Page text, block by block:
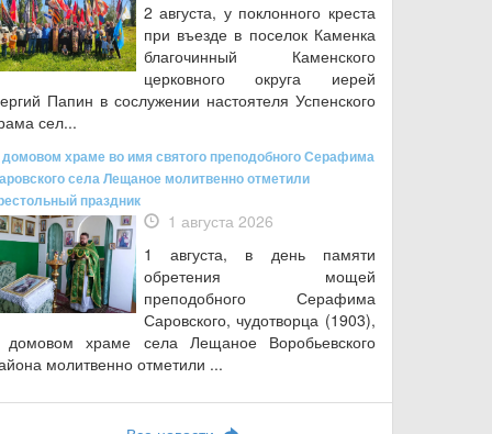
2 августа, у поклонного креста
при въезде в поселок Каменка
благочинный Каменского
церковного округа иерей
Папин в сослужении настоятеля Успенского
сел...
храме во имя святого преподобного Серафима
села Лещаное молитвенно отметили
праздник
1 августа 2026
1 августа, в день памяти
обретения мощей
преподобного Серафима
Саровского, чудотворца (1903),
домовом храме села Лещаное Воробьевского
молитвенно отметили ...